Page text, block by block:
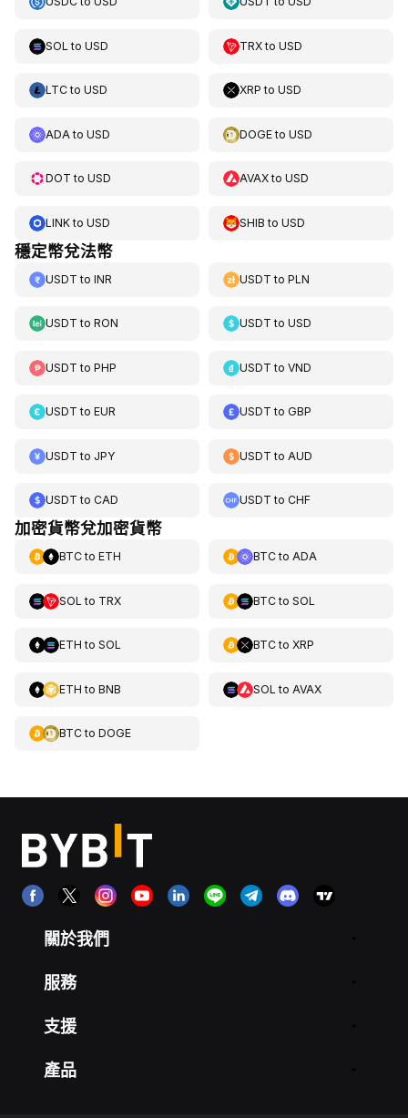
SOL to USD TRXtoUSD
LTCto USD XRP toUSD
ADA to USD DOGEtoUSD
DOT to USD AVAXtoUSD
LINKto USD SHIB toUSD
穩定幣兌法幣
USDT to INR USDT toPLN
USDT to RON USDT toUSD
USDT to PHP USDT toVND
USDT to EUR USDT toGBP
USDT to JPY USDT to AUD
USDT to CAD USDT toCHF
加密貨幣兌加密貨幣
BTCto ETH BTCto ADA
SOL to TRX BTCto SOL
ETH to SOL BTCto XRP
ETH to BNB SOL to AVAX
BTCto DOGE
關於我們
服務
支援
產品